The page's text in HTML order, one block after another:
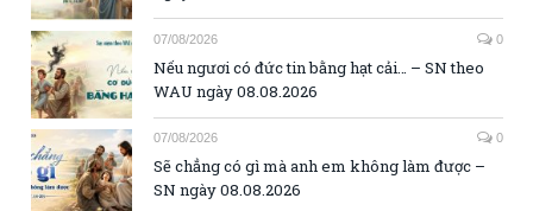
07/08/2026 0
Nếu ngươi có đức tin bằng hạt cải… – SN theo
WAU ngày 08.08.2026
07/08/2026 0
Sẽ chẳng có gì mà anh em không làm được –
SN ngày 08.08.2026